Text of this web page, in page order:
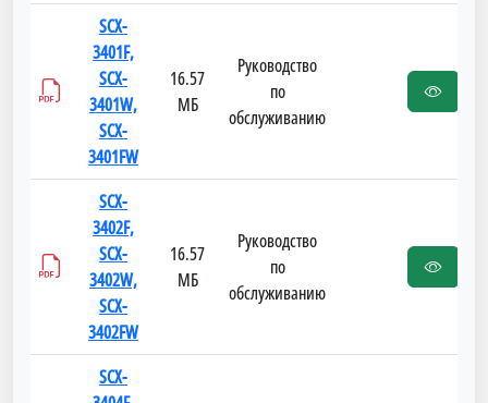
SCX-
3401F,
SCX-
3401W,
SCX-
3401FW
16.57
МБ
Руководство
по
обслуживанию
SCX-
3402F,
SCX-
3402W,
SCX-
3402FW
16.57
МБ
Руководство
по
обслуживанию
SCX-